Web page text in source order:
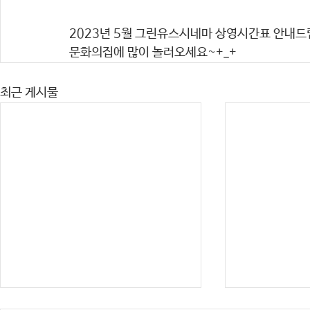
2023년 5월 그린유스시네마 상영시간표 안내
문화의집에 많이 놀러오세요~+_+
최근 게시물